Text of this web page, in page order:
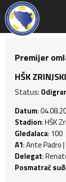
Premijer
HŠK
Status:
Datum:
Stadion: HŠK
Gledalaca: 100
A1: Ante Padro |
Delegat:
Posmatrač